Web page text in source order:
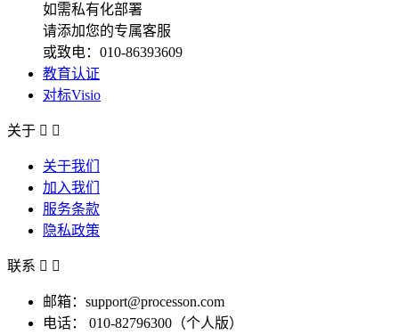
如需私有化部署
请添加您的专属客服
或致电：010-86393609
教育认证
对标Visio
关于  
关于我们
加入我们
服务条款
隐私政策
联系  
邮箱：support@processon.com
电话：
010-82796300（个人版）